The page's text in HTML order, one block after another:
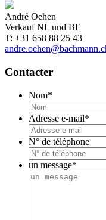
André Oehen
Verkauf NL und BE
T: +31 658 88 25 43
Contacter
Nom*
Adresse e-mail*
N° de téléphone
un message*